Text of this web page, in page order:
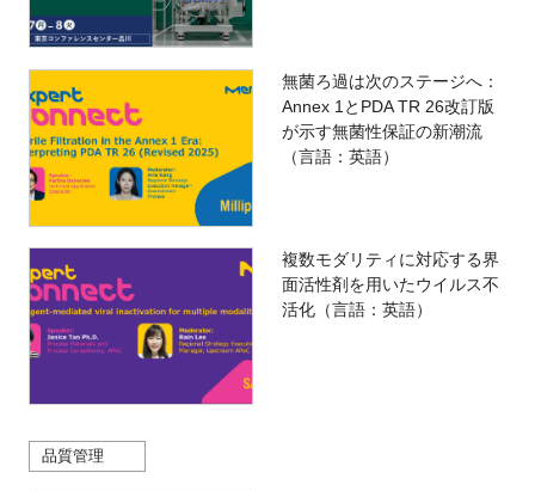
無菌ろ過は次のステージへ：
Annex 1とPDA TR 26改訂版
が示す無菌性保証の新潮流
（言語：英語）
複数モダリティに対応する界
面活性剤を用いたウイルス不
活化（言語：英語）
品質管理